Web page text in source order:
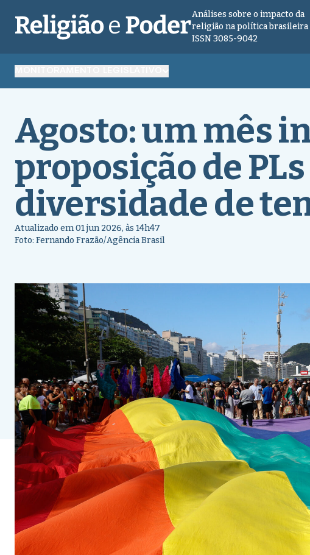
Análises sobre o impacto da
religião na política brasileira
ISSN 3085-9042
Agosto: um mês
proposição de PLs
diversidade de
Atualizado em 01 jun 2026, às 14h47
Foto: Fernando Frazão/Agência Brasil